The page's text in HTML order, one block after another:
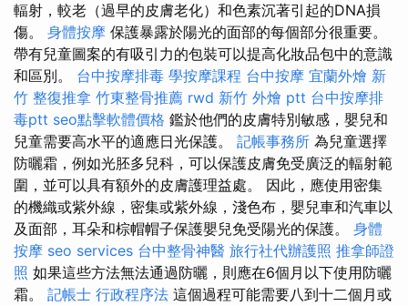
輻射，較老（過早的皮膚老化）和色素沉著引起的DNA損
傷。 身體按摩 保護暴露於陽光的面部的每個部分很重要。
帶有兒童圖案的有吸引力的包裝可以提高化妝品包中的意識
和區別。 台中按摩排毒 學按摩課程 台中按摩 宜蘭外燴 新
竹 整復推拿 竹東整骨推薦 rwd 新竹 外燴 ptt 台中按摩排
毒ptt seo點擊軟體價格 鑑於他們的皮膚特別敏感，嬰兒和
兒童需要高水平的適應日光保護。 記帳事務所 為兒童選擇
防曬霜，例如光胚多兒科，可以保護皮膚免受廣泛的輻射範
圍，並可以具有額外的皮膚護理益處。 因此，應使用密集
的機織或紫外線，密集或紫外線，淺色布，嬰兒車和汽車以
及面部，耳朵和棕帽帽子保護嬰兒免受陽光的保護。 身體
按摩 seo services 台中整骨神醫 旅行社代辦護照 推拿師證
照 如果這些方法無法通過防曬，則應在6個月以下使用防曬
霜。 記帳士 行政程序法 這個過程可能需要八到十二個月或